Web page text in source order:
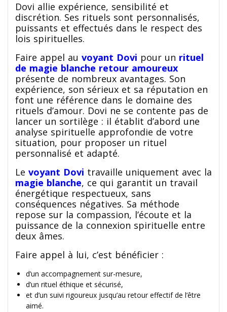
Dovi allie expérience, sensibilité et
discrétion. Ses rituels sont personnalisés,
puissants et effectués dans le respect des
lois spirituelles.
Faire appel au voyant Dovi pour un rituel
de magie blanche retour amoureux
présente de nombreux avantages. Son
expérience, son sérieux et sa réputation en
font une référence dans le domaine des
rituels d’amour. Dovi ne se contente pas de
lancer un sortilège : il établit d’abord une
analyse spirituelle approfondie de votre
situation, pour proposer un rituel
personnalisé et adapté.
Le voyant Dovi travaille uniquement avec la
magie blanche, ce qui garantit un travail
énergétique respectueux, sans
conséquences négatives. Sa méthode
repose sur la compassion, l’écoute et la
puissance de la connexion spirituelle entre
deux âmes.
Faire appel à lui, c’est bénéficier :
d’un accompagnement sur-mesure,
d’un rituel éthique et sécurisé,
et d’un suivi rigoureux jusqu’au retour effectif de l’être
aimé.